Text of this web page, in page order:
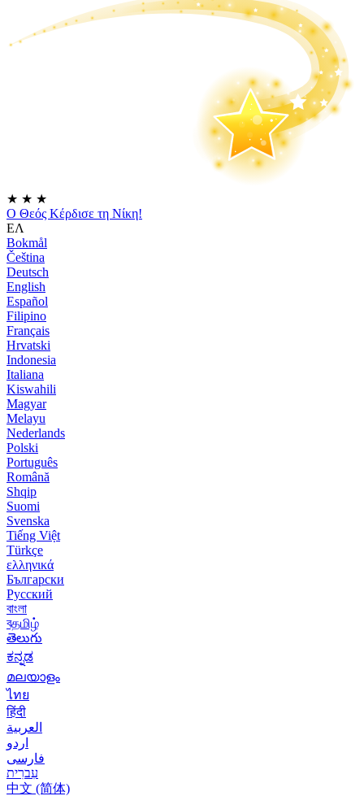
★ ★ ★
Ο Θεός Κέρδισε τη Νίκη!
ΕΛ
Bokmål
Čeština
Deutsch
English
Español
Filipino
Français
Hrvatski
Indonesia
Italiana
Kiswahili
Magyar
Melayu
Nederlands
Polski
Português
Română
Shqip
Suomi
Svenska
Tiếng Việt
Türkçe
ελληνικά
Български
Русский
বাংলা
বதமிழ்
తెలుగు
ಕನ್ನಡ
മലയാളം
ไทย
हिंदी
العربية
اردو
فارسی
עִברִית
中文 (简体)